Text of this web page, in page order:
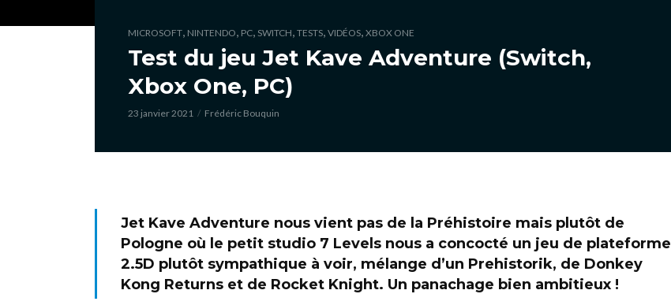
MICROSOFT, NINTENDO, PC, SWITCH, TESTS, VIDÉOS, XBOX ONE
Test du jeu Jet Kave Adventure (Switch,
Xbox One, PC)
23 janvier 2021 Frédéric Bouquin
Jet Kave Adventure nous vient pas de la Préhistoire mais plutôt de
Pologne où le petit studio 7 Levels nous a concocté un jeu de plateforme
2.5D plutôt sympathique à voir, mélange d’un Prehistorik, de Donkey
Kong Returns et de Rocket Knight. Un panachage bien ambitieux !